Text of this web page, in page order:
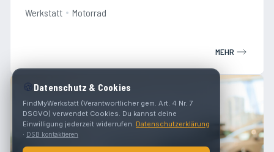
Werkstatt Motorrad
MEHR
🍪 Datenschutz & Cookies
FindMyWerkstatt (Verantwortlicher gem. Art. 4 Nr. 7
DSGVO) verwendet Cookies. Du kannst deine
Einwilligung jederzeit widerrufen. Datenschutzerklärung
· DSB kontaktieren